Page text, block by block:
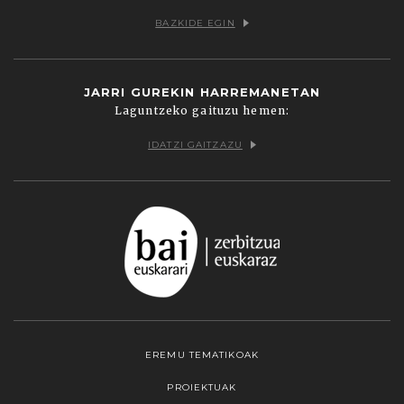
BAZKIDE EGIN
JARRI GUREKIN HARREMANETAN
Laguntzeko gaituzu hemen:
IDATZI GAITZAZU
EREMU TEMATIKOAK
PROIEKTUAK